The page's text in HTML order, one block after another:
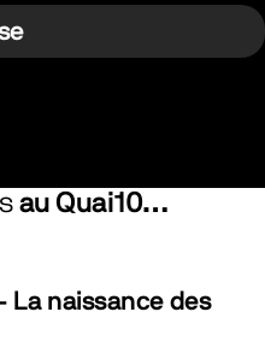
au Quai10…
La naissance des